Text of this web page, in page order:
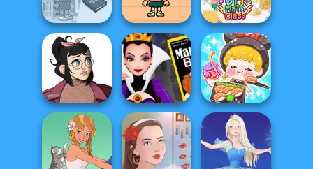
Summer Make...
Transformation
Shop
Dora Cooking in
la Cucina
TB Avataria Life
Girl
BFF Math Class
Casual Icon
Maker
Evil Queen's
Revenge
ASMR Girl:
Livestream
Mukbang